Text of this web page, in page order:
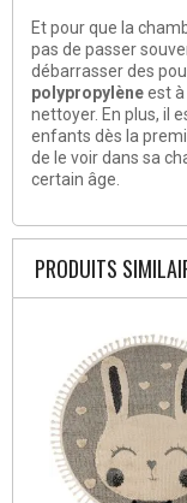
Et pour que la
pas de passer
débarrasser des
polypropylèneest
nettoyer. En plus, il
enfants dès la
de le voir dans sa
certain âge.
PRODUITS